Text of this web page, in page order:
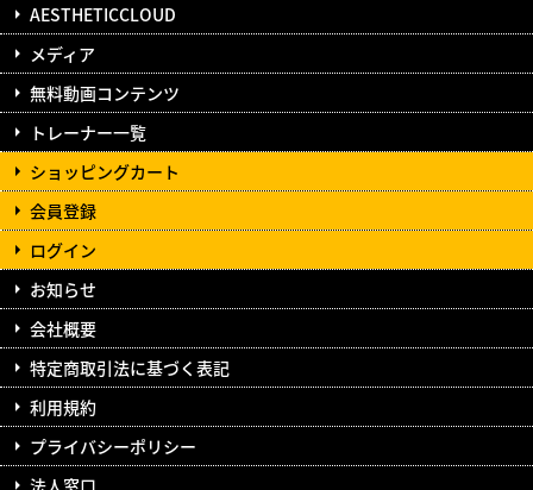
AESTHETICCLOUD
メディア
無料動画コンテンツ
トレーナー一覧
ショッピングカート
会員登録
ログイン
お知らせ
会社概要
特定商取引法に基づく表記
利用規約
プライバシーポリシー
法人窓口